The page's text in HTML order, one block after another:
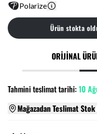
Polarize
Ürün stokta
ORİJİNAL
Tahmini teslimat tarihi:10
Mağazadan Teslimat